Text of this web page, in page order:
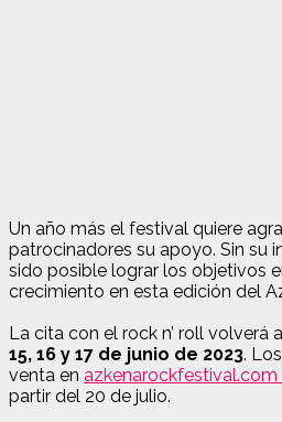
Un año más el festival quiere
patrocinadores su apoyo. Sin su
sido posible lograr los objetivos
crecimiento en esta edición del
La cita con el rock n’ roll volverá
15, 16 y 17 de junio de 2023.
venta en azkenarockfestival.com
partir del 20 de julio.